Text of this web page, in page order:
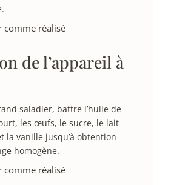
comme réalisé
de l’appareil à
saladier, battre l’huile de
les œufs, le sucre, le lait
la vanille jusqu’à obtention
homogène.
comme réalisé